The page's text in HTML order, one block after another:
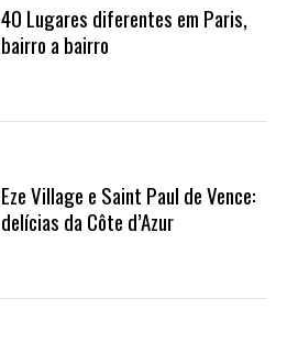
40 Lugares diferentes em Paris,
bairro a bairro
Eze Village e Saint Paul de Vence:
delícias da Côte d’Azur